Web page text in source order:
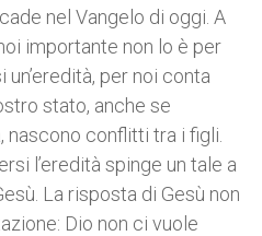
nel Vangelo di oggi. A
importante non lo è per
per noi conta
stato, anche se
conflitti tra i figli.
l’eredità spinge un tale a
La risposta di Gesù non
Dio non ci vuole